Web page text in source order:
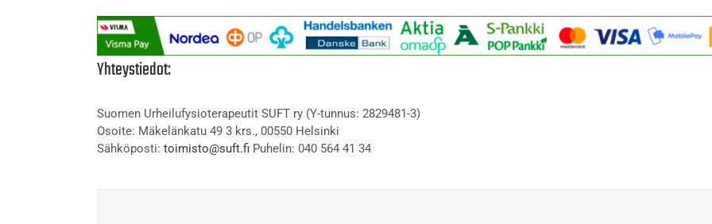
Yhteystiedot:
Suomen Urheilufysioterapeutit SUFT ry (Y-tunnus: 2829481-3)
Osoite: Mäkelänkatu 49 3 krs., 00550 Helsinki
Sähköposti: toimisto@suft.fi Puhelin: 040 564 41 34